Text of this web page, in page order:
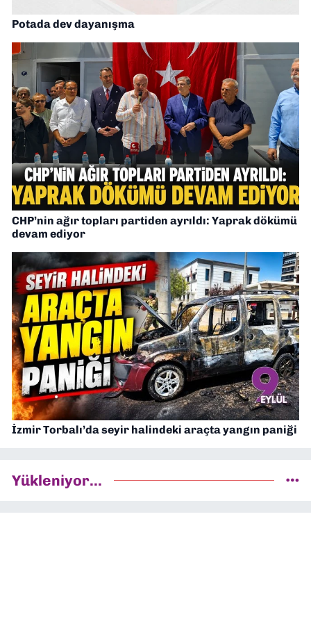
Potada dev dayanışma
CHP’nin ağır topları partiden ayrıldı: Yaprak dökümü
devam ediyor
İzmir Torbalı’da seyir halindeki araçta yangın paniği
Yükleniyor...